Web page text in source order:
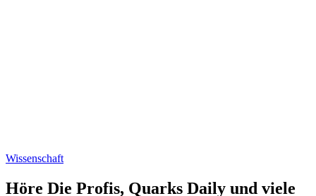
Wissenschaft
Höre Die Profis, Quarks Daily und viele